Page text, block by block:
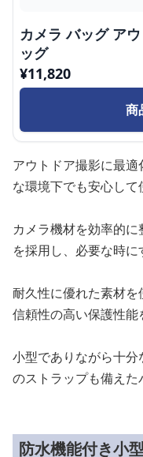
カメラ バッグ ア
ッグ
¥11,820
商
アウトドア撮影に最
な環境下でも安心して
カメラ機材を効率的
を採用し、必要な時に
耐久性に優れた素材
信頼性の高い保護性能
小型でありながら十
のストラップも備えた
防水機能付き小